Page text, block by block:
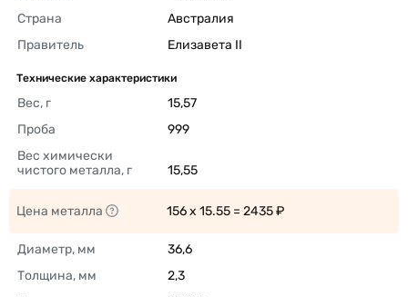
Страна
Австралия
Правитель
Елизавета II
Технические характеристики
Вес, г
15,57
Проба
999
Вес химически
чистого металла, г
15,55
Цена металла 156 x 15.55 = 2435 ₽
Диаметр, мм
36,6
Толщина, мм
2,3